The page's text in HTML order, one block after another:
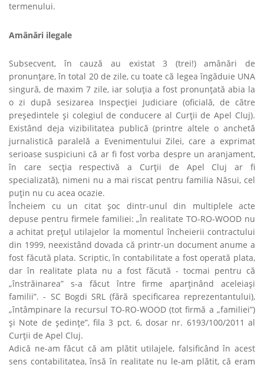
termenului.
Amânări ilegale
Subsecvent, în cauză au existat 3 (trei!) amânări de
pronunţare, în total 20 de zile,cu toate că legea îngăduie UNA
singură, de maxim 7 zile, iar soluţia a fost pronunţată abia la
o zi după sesizarea Inspecţiei Judiciare (oficială, de către
preşedintele şi colegiul de conducere al Curţii de Apel Cluj).
Existând deja vizibilitatea publică (printre altele o anchetă
jurnalistică paralelă a Evenimentului Zilei, care a exprimat
serioase suspiciuni că ar fi fost vorba despre un aranjament,
în care secţia respectivă a Curţii de Apel Cluj ar fi
specializată), nimeni nu a mai riscat pentru familia Năsui, cel
puţin nu cu acea ocazie.
Încheiem cu un citat şoc dintr-unul din multiplele acte
depuse pentru firmele familiei: „În realitate TO-RO-WOOD nu
a achitat preţul utilajelor la momentul încheierii contractului
din 1999, neexistând dovada că printr-un document anume a
fost făcută plata. Scriptic, în contabilitate a fost operată plata,
dar în realitate plata nu a fost făcută - tocmai pentru că
„înstrăinarea” s-a făcut între firme aparţinând aceleiaşi
familii”.- SC Bogdi SRL (fără specificarea reprezentantului),
„întâmpinare la recursul TO-RO-WOOD (tot firmă a „familiei”)
şi Note de şedinţe”, fila 3 pct. 6, dosar nr. 6193/100/2011 al
Curţii de Apel Cluj.
Adică ne-am făcut că am plătit utilajele, falsificând în acest
sens contabilitatea, însă în realitate nu le-am plătit, că eram